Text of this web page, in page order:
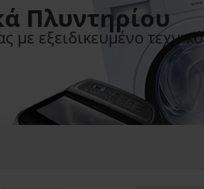
Πλυντηρίου
με εξειδικευμένο τεχνικό